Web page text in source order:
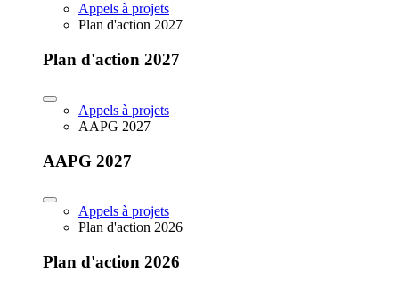
Appels à projets
Plan d'action 2027
Plan d'action 2027
Appels à projets
AAPG 2027
AAPG 2027
Appels à projets
Plan d'action 2026
Plan d'action 2026